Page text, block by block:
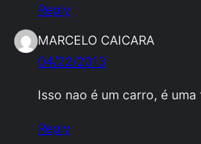
Reply
MARCELO CAICARA
04/22/2013
Isso nao é um carro, é
Reply